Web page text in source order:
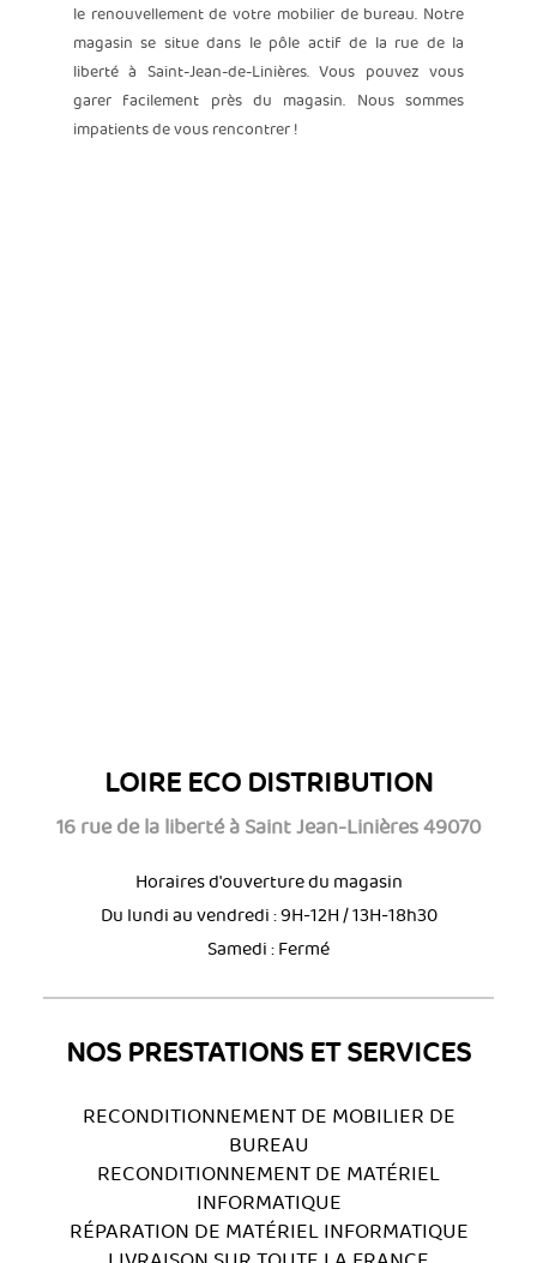
le renouvellement de votre mobilier de bureau. Notre
magasin se situe dans le pôle actif de la rue de la
liberté à Saint-Jean-de-Linières. Vous pouvez vous
garer facilement près du magasin. Nous sommes
impatients de vous rencontrer !
LOIRE ECO DISTRIBUTION
16 rue de la liberté à Saint Jean-Linières 49070
Horaires d'ouverture du magasin
Du lundi au vendredi : 9H-12H / 13H-18h30
Samedi : Fermé
NOS PRESTATIONS ET SERVICES
RECONDITIONNEMENT DE MOBILIER DE
BUREAU
RECONDITIONNEMENT DE MATÉRIEL
INFORMATIQUE
RÉPARATION DE MATÉRIEL INFORMATIQUE